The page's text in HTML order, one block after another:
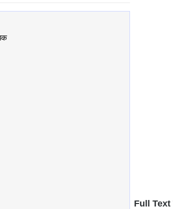
Full